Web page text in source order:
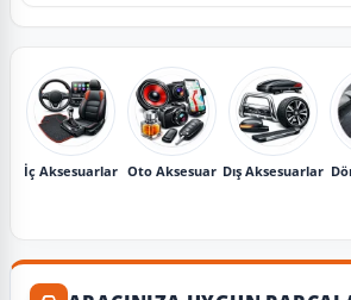
İç Aksesuarlar Oto Aksesuar Dış Aksesuarlar